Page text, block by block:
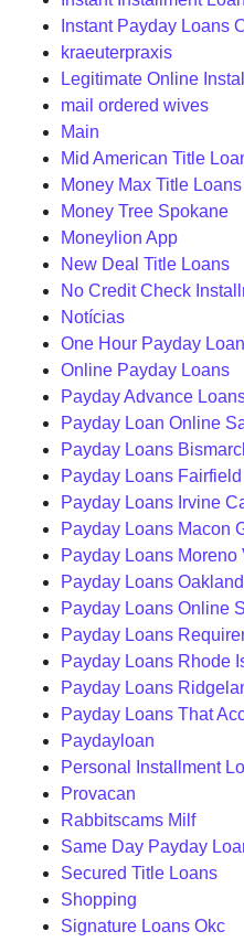
Instant Payday Loans
kraeuterpraxis
Legitimate Online
mail ordered wives
Main
Mid American Title
Money Max Title Loans
Money Tree Spokane
Moneylion App
New Deal Title Loans
No Credit Check
Notícias
One Hour Payday Loan
Online Payday Loans
Payday Advance
Payday Loan Online
Payday Loans
Payday Loans
Payday Loans Irvine
Payday Loans Macon
Payday Loans Moreno
Payday Loans
Payday Loans Online
Payday Loans
Payday Loans Rhode
Payday Loans
Payday Loans That
Paydayloan
Personal Installment
Provacan
Rabbitscams Milf
Same Day Payday
Secured Title Loans
Shopping
Signature Loans Okc